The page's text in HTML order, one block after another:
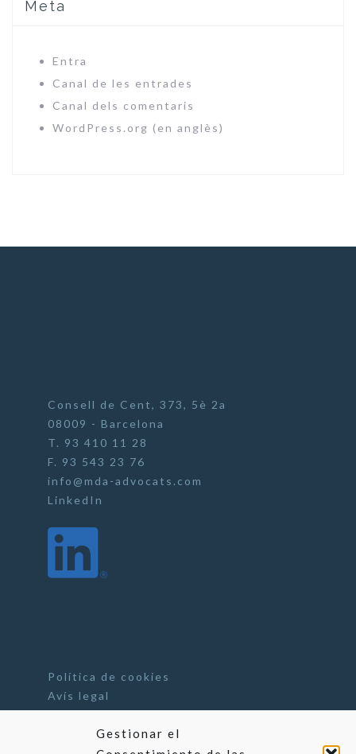
Gestionar el
Meta
Entra
Canal de les entrades
Canal dels comentaris
WordPress.org (en anglès)
Consell de Cent, 373, 5è 2a
08009 - Barcelona
T. 93 410 11 28
F. 93 543 23 76
info@mda-advocats.com
LinkedIn
Política de cookies
Avís legal